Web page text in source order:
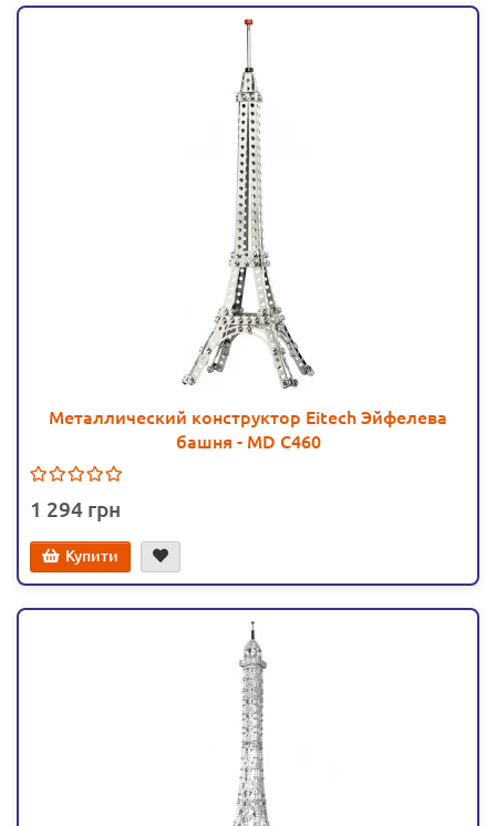
Металлический конструктор Eitech Эйфелева
башня - MD C460
1 294
Купити